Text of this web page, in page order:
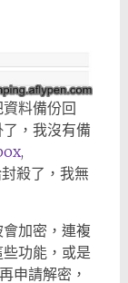
料備份回
，我沒有備
,
殺了，我無
加密，連複
功能，或是
申請解密，